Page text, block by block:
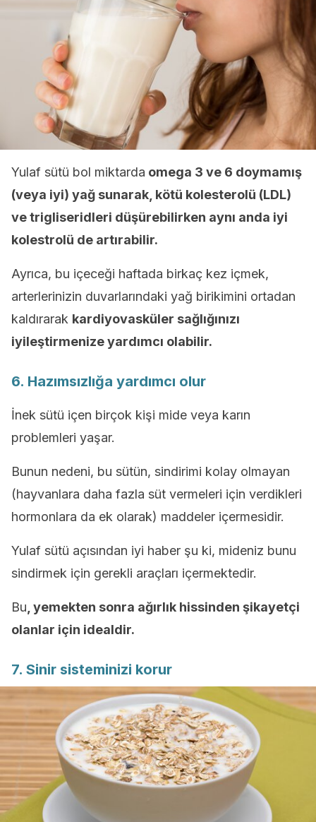
Yulaf sütü bol miktarda omega 3 ve 6 doymamış
(veya iyi) yağ sunarak, kötü kolesterolü (LDL)
ve trigliseridleri düşürebilirken aynı anda iyi
kolestrolü de artırabilir.
Ayrıca, bu içeceği haftada birkaç kez içmek,
arterlerinizin duvarlarındaki yağ birikimini ortadan
kaldırarak kardiyovasküler sağlığınızı
iyileştirmenize yardımcı olabilir.
6. Hazımsızlığa yardımcı olur
İnek sütü içen birçok kişi mide veya karın
problemleri yaşar.
Bunun nedeni, bu sütün, sindirimi kolay olmayan
(hayvanlara daha fazla süt vermeleri için verdikleri
hormonlara da ek olarak) maddeler içermesidir.
Yulaf sütü açısından iyi haber şu ki, mideniz bunu
sindirmek için gerekli araçları içermektedir.
Bu , yemekten sonra ağırlık hissinden şikayetçi
olanlar için idealdir.
7. Sinir sisteminizi korur